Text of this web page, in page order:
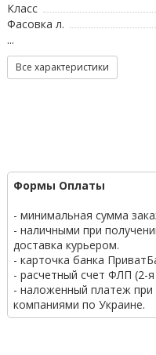
Класс
Фасовка л.
...
Все характеристики
Формы Оплаты
- минимальная сумма
- наличными при
доставка курьером.
- карточка банка
- расчетный счет ФЛП (2-я
- наложенный платеж
компаниями по Украине.